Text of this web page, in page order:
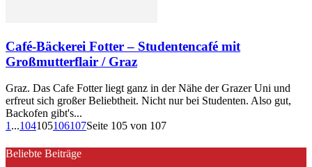
Café-Bäckerei Fotter – Studentencafé mit
Großmutterflair / Graz
Graz. Das Cafe Fotter liegt ganz in der Nähe der Grazer Uni und
erfreut sich großer Beliebtheit. Nicht nur bei Studenten. Also gut,
Backofen gibt's...
1 ...104105106107Seite 105 von 107
Beliebte Beiträge